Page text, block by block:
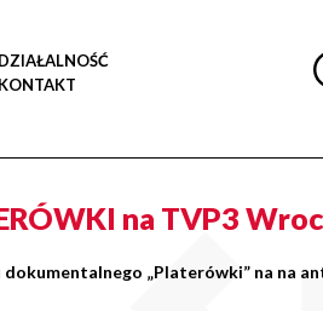
DZIAŁALNOŚĆ
KONTAKT
na TVP3
„Platerówki” na na